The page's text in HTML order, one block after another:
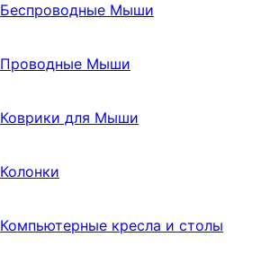
Беспроводные Мыши
Проводные Мыши
Коврики для Мыши
Колонки
Компьютерные кресла и столы